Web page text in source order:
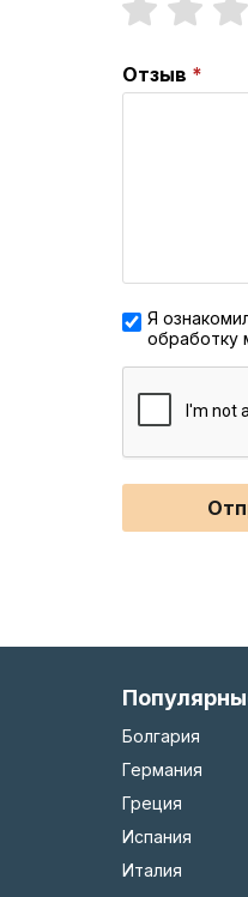
Отзыв
Я
обработку
Болгария
Германия
Греция
Испания
Италия